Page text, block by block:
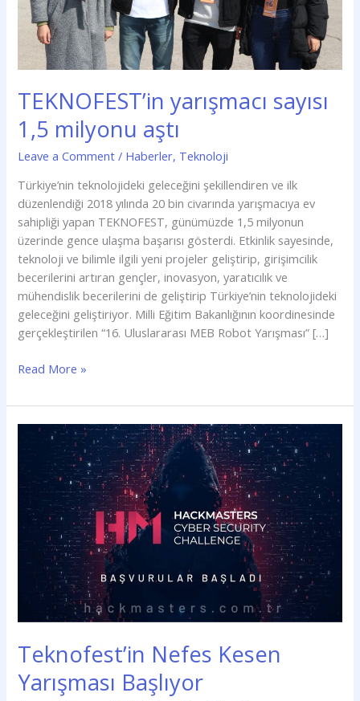
TEKNOFEST’in yarışmacı sayısı
1,5 milyonu aştı
Leave a Comment / Haberler, Teknoloji
Türkiye’nin teknolojideki geleceğini şekillendiren ve ilk
düzenlendiği 2018 yılında 20 bin civarında yarışmacıya ev
sahipliği yapan TEKNOFEST, günümüzde 1,5 milyonun
üzerinde gence ulaşma başarısı gösterdi. Etkinlik sayesinde,
teknoloji ve bilimle ilgili yeni projeler geliştirip, girişimcilik
becerilerini artıran gençler, inovasyon, yaratıcılık ve
mühendislik becerilerini de geliştirip Türkiye’nin teknolojideki
geleceğini geliştiriyor. Milli Eğitim Bakanlığının koordinesinde
gerçekleştirilen “16. Uluslararası MEB Robot Yarışması” […]
Read More »
Teknofest’in Nefes Kesen
Yarışması Başlıyor
Teknofest’in
Yarışması
Başlıyor